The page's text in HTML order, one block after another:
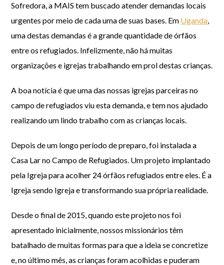
Sofredora, a MAIS tem buscado atender demandas locais
urgentes por meio de cada uma de suas bases. Em Uganda,
uma destas demandas é a grande quantidade de órfãos
entre os refugiados. Infelizmente, não há muitas
organizações e igrejas trabalhando em prol destas crianças.
A boa notícia é que uma das nossas igrejas parceiras no
campo de refugiados viu esta demanda, e tem nos ajudado
realizando um lindo trabalho com as crianças locais.
Depois de um longo período de preparo, foi instalada a
Casa Lar no Campo de Refugiados. Um projeto implantado
pela Igreja para acolher 24 órfãos refugiados entre eles. É a
Igreja sendo Igreja e transformando sua própria realidade.
Desde o final de 2015, quando este projeto nos foi
apresentado inicialmente, nossos missionários têm
batalhado de muitas formas para que a ideia se concretize
e, no último mês, as crianças foram acolhidas e puderam